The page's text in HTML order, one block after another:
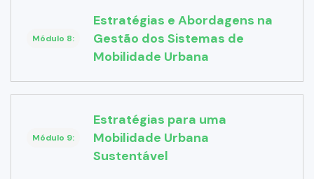
Módulo 8:
Estratégias e Abordagens na
Gestão dos Sistemas de
Mobilidade Urbana
Módulo 9:
Estratégias para uma
Mobilidade Urbana
Sustentável